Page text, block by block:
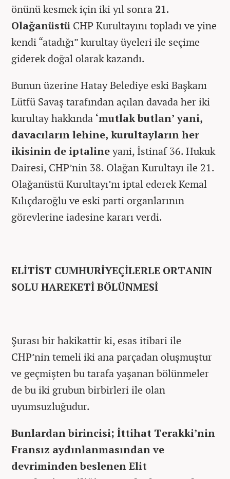
önünü kesmek için iki yıl sonra 21.
Olağanüstü CHP Kurultayını topladı ve yine
kendi “atadığı” kurultay üyeleri ile seçime
giderek doğal olarak kazandı.
Bunun üzerine Hatay Belediye eski Başkanı
Lütfü Savaş tarafından açılan davada her iki
kurultay hakkında ‘mutlak butlan’ yani,
davacıların lehine, kurultayların her
ikisinin de iptalineyani, İstinaf 36. Hukuk
Dairesi, CHP’nin 38. Olağan Kurultayı ile 21.
Olağanüstü Kurultayı’nı iptal ederek Kemal
Kılıçdaroğlu ve eski parti organlarının
görevlerine iadesine kararı verdi.
ELİTİST CUMHURİYEÇİLERLE ORTANIN
SOLU HAREKETİ BÖLÜNMESİ
Şurası bir hakikattir ki, esas itibari ile
CHP’nin temeli iki ana parçadan oluşmuştur
ve geçmişten bu tarafa yaşanan bölünmeler
de bu iki grubun birbirleri ile olan
uyumsuzluğudur.
Bunlardan birincisi; İttihat Terakki’nin
Fransız aydınlanmasından ve
devriminden beslenen Elit